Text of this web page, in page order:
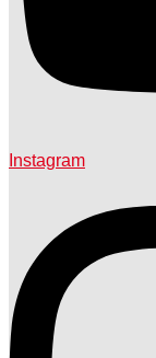
Instagram